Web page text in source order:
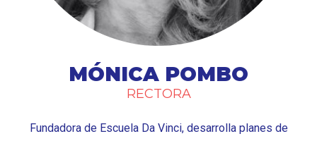
MÓNICA POMBO
RECTORA
Fundadora de Escuela Da Vinci, desarrolla planes de